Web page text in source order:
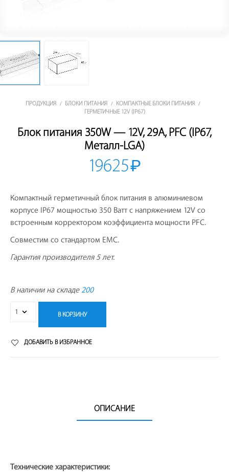
ПРОДУКЦИЯ / БЛОКИ ПИТАНИЯ / КОМПАКТНЫЕ БЛОКИ ПИТАНИЯ /
ГЕРМЕТИЧНЫЕ 12V (IP67)
Блок питания 350W — 12V, 29A, PFC (IP67,
Металл-LGA)
19625₽
Компактный герметичный блок питания в алюминиевом
корпусе IP67 мощностью 350 Ватт с напряжением 12V со
встроенным корректором коэффициента мощности PFC.
Совместим со стандартом EMC.
Гарантия производителя 5 лет.
В наличии на складе200
В КОРЗИНУ
ДОБАВИТЬ В ИЗБРАННОЕ
ОПИСАНИЕ
Технические характеристики: